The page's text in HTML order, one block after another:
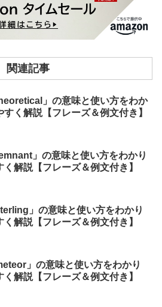
関連記事
」の意味と使い方をわか
すく解説【フレーズ＆例文付き】
」の意味と使い方をわかり
く解説【フレーズ＆例文付き】
」の意味と使い方をわかり
く解説【フレーズ＆例文付き】
」の意味と使い方をわかり
く解説【フレーズ＆例文付き】